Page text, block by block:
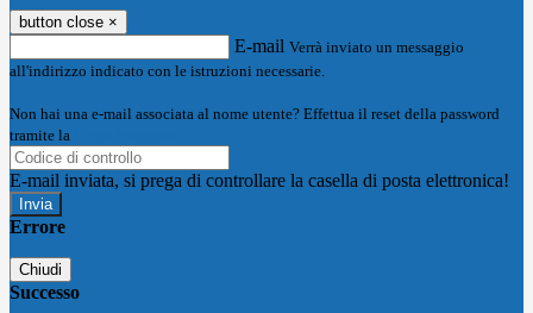
button close ×
E-mail Verrà inviato un messaggio
all'indirizzo indicato con le istruzioni necessarie.
Non hai una e-mail associata al nome utente? Effettua il reset della password
tramite la
E-mail inviata, si prega di controllare la casella di posta elettronica!
Errore
Chiudi
Successo